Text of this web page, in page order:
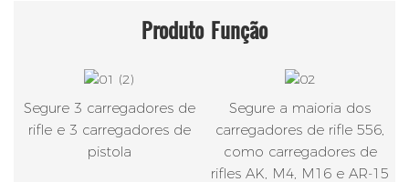
Produto Função
Segure 3 carregadores de
rifle e 3 carregadores de
pistola
Segure a maioria dos
carregadores de rifle 556,
como carregadores de
rifles AK, M4, M16 e AR-15